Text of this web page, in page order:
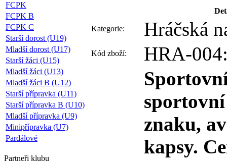
FCPK
FCPK B
FCPK C
Starší dorost (U19)
Mladší dorost (U17)
Starší žáci (U15)
Mladší žáci (U13)
Mladší žáci B (U12)
Starší přípravka (U11)
Starší přípravka B (U10)
Mladší přípravka (U9)
Minipřípravka (U7)
Pardálové
Partneři klubu
Kategorie: Hráčská
Kód zboží:
HRA-
znaku,
kapsy.